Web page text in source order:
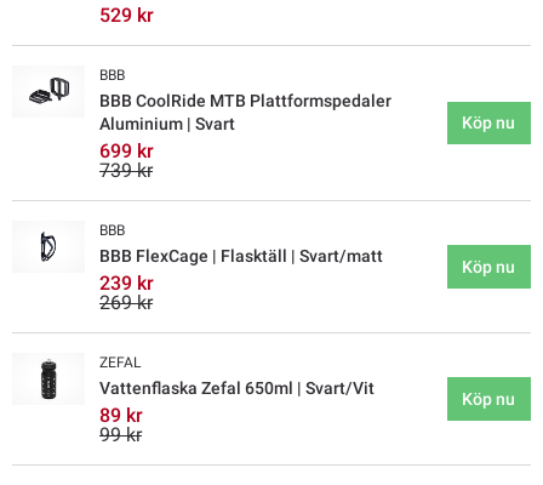
529 kr
BBB
BBB CoolRide MTB Plattformspedaler
Aluminium | Svart
699 kr
739 kr
Köp nu
BBB
BBB FlexCage | Flasktäll | Svart/matt
239 kr
269 kr
Köp nu
ZEFAL
Vattenflaska Zefal 650ml | Svart/Vit
89 kr
99 kr
Köp nu